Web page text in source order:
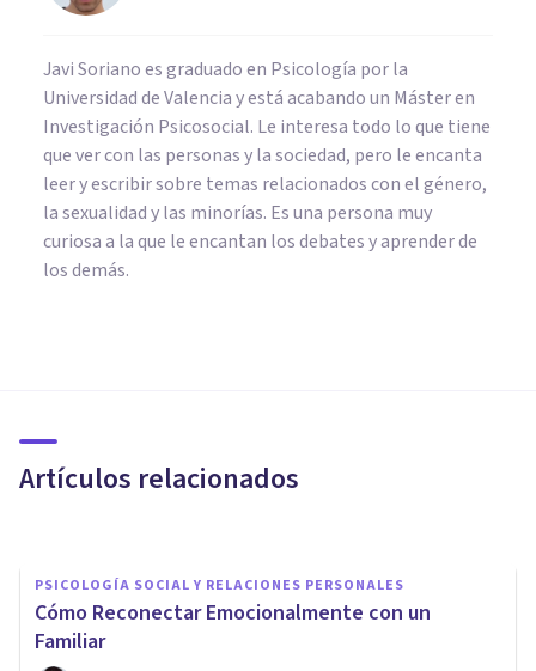
Javi Soriano es graduado en Psicología por la
Universidad de Valencia y está acabando un Máster en
Investigación Psicosocial. Le interesa todo lo que tiene
que ver con las personas y la sociedad, pero le encanta
leer y escribir sobre temas relacionados con el género,
la sexualidad y las minorías. Es una persona muy
curiosa a la que le encantan los debates y aprender de
los demás.
Artículos relacionados
no verbal
PSICOLOGÍA SOCIAL Y RELACIONES PERSONALES
Cómo Reconectar Emocionalmente con un
Familiar